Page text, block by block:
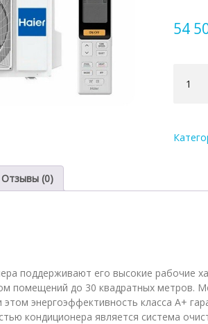
54
товара
W
Отзывы (0)
поддерживают его высокие рабочие
помещений до 30 квадратных метров.
энергоэффективность класса A+
кондиционера является система